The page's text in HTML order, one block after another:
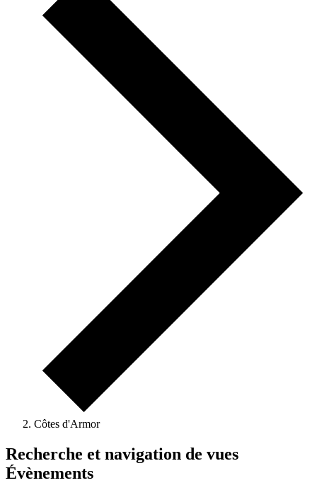
Côtes d'Armor
Évènements
Recherche et navigation de vues
Évènements